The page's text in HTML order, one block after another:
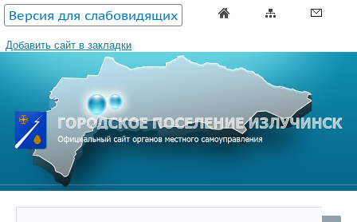
Версия для слабовидящих
Добавить сайт в закладки